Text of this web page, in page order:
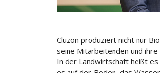
Cluzon produziert nicht nur
seine Mitarbeitenden und ihre
In der Landwirtschaft heißt